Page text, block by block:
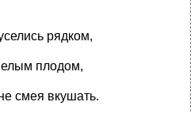
рядком,
плодом,
смея вкушать.